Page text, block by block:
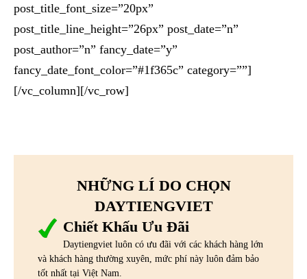
post_title_font_size=”20px”
post_title_line_height=”26px” post_date=”n”
post_author=”n” fancy_date=”y”
fancy_date_font_color=”#1f365c” category=””]
[/vc_column][/vc_row]
NHỮNG LÍ DO CHỌN
DAYTIENGVIET
Chiết Khấu Ưu Đãi
Daytiengviet luôn có ưu đãi với các khách hàng lớn
và khách hàng thường xuyên, mức phí này luôn đảm bảo
tốt nhất tại Việt Nam.